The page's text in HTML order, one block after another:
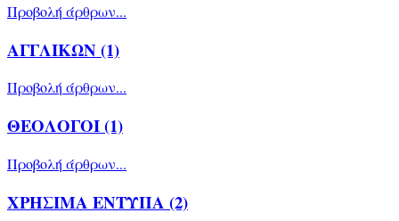
Προβολή άρθρων...
ΑΓΓΛΙΚΩΝ (1)
Προβολή άρθρων...
ΘΕΟΛΟΓΟΙ (1)
Προβολή άρθρων...
ΧΡΗΣΙΜΑ ΕΝΤΥΠΑ (2)